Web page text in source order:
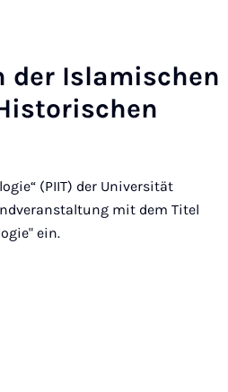
der Is­lamis­chen
(PIIT) der Universität
mit dem Titel
ein.